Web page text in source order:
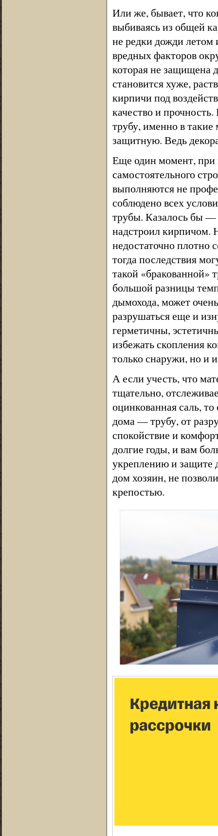
Или же, бывает, что
выбиваясь из общей
не редки дожди летом
вредных факторов
которая не защищена
становится хуже,
кирпичи под
качество и
трубу, именно в
защитную. Ведь
Еще один момент, при
самостоятельного
выполняются не
соблюдено всех
трубы. Казалось бы —
надстроил кирпичом.
недостаточно плотно
тогда последствия
такой «бракованной»
большой разницы
дымохода, может
разрушаться еще и
герметичны,
избежать скопления
только снаружи, но и
А если учесть, что
тщательно,
оцинкованная саль,
дома — трубу, от
спокойствие и
долгие годы, и вам
укреплению и защите
дом хозяин, не
крепостью.